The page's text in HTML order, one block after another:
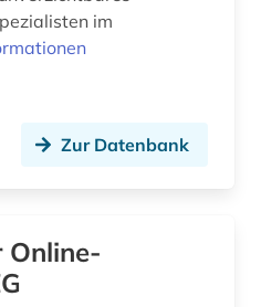
im
Zur Datenbank
Online-